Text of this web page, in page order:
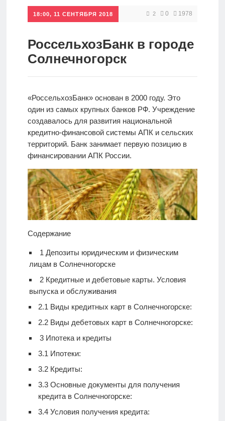
Кредиты
Ипотеки
18:00, 11 СЕНТЯБРЯ 2018 2 0 1978
РоссельхозБанк в городе
Солнечногорск
«РоссельхозБанк» основан в 2000 году. Это
один из самых крупных банков РФ. Учреждение
создавалось для развития национальной
кредитно-финансовой системы АПК и сельских
территорий. Банк занимает первую позицию в
финансировании АПК России.
Содержание
1 Депозиты юридическим и физическим
лицам в Солнечногорске
2Кредитные и дебетовые карты. Условия
выпуска и обслуживания
2.1 Виды кредитных карт в Солнечногорске:
2.2Виды дебетовых карт в Солнечногорске:
3Ипотека и кредиты
3.1 Ипотеки:
3.2Кредиты:
3.3Основные документы для получения
кредита в Солнечногорске:
3.4Условия получения кредита: